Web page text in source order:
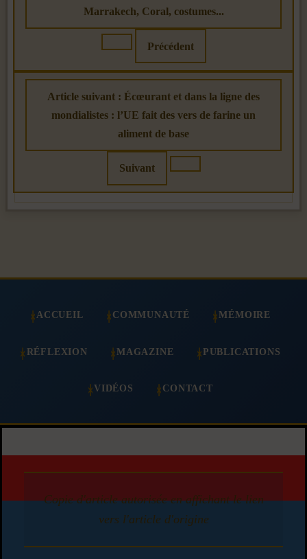
Marrakech, Coral, costumes...
Précédent
Article suivant : Écœurant et dans la ligne des
mondialistes : l’UE fait des vers de farine un
aliment de base
Suivant
ACCUEIL COMMUNAUTÉ MÉMOIRE
RÉFLEXION MAGAZINE PUBLICATIONS
VIDÉOS CONTACT
Copie d'article autorisée en affichant le lien
vers l'article d'origine